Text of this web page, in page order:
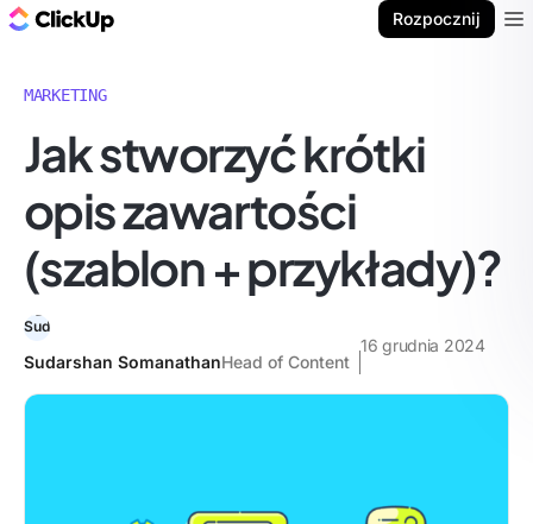
Rozpocznij
MARKETING
Jak stworzyć krótki
opis zawartości
(szablon + przykłady)?
Sudarshan SomanathanHead of Content
16 grudnia 2024